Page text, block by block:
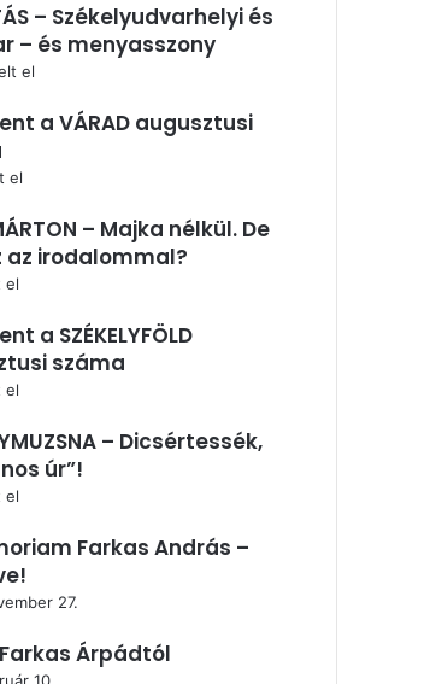
– Székelyudvarhelyi és
– és menyasszony
el
a VÁRAD augusztusi
el
– Majka nélkül. De
az irodalommal?
el
a SZÉKELYFÖLD
száma
el
– Dicsértessék,
úr”!
el
Farkas András –
27.
Árpádtól